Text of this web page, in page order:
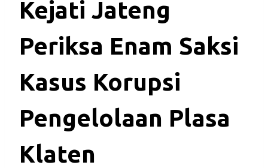
Kejati Jateng
Periksa Enam Saksi
Kasus Korupsi
Pengelolaan Plasa
Klaten